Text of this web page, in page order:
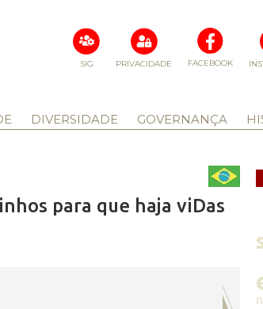
FACEBOOK
PRIVACIDADE
SIG
DIVERSIDADE GOVERNANÇA
para que haja viDas